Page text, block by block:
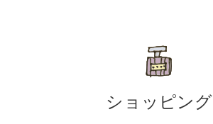
ショッピング